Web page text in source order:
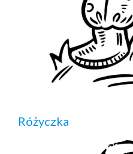
Różyczka